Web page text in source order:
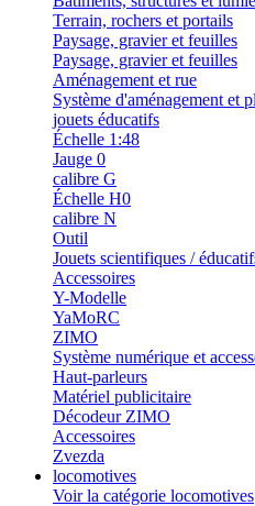
Terrain, rochers et portails
Paysage, gravier et feuilles
Paysage, gravier et feuilles
Aménagement et rue
Système d'aménagement et
jouets éducatifs
Échelle 1:48
Jauge 0
calibre G
Échelle H0
calibre N
Outil
Jouets scientifiques /
Accessoires
Y-Modelle
YaMoRC
ZIMO
Système numérique et
Haut-parleurs
Matériel publicitaire
Décodeur ZIMO
Accessoires
Zvezda
locomotives
Voir la catégorie locomotives